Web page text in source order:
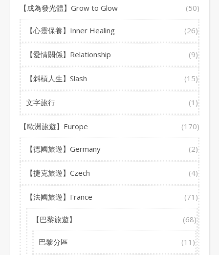
【成為發光體】Grow to Glow (50)
【心靈保養】Inner Healing (26)
【愛情關係】Relationship (9)
【斜槓人生】Slash (15)
文字旅行 (1)
【歐洲旅遊】Europe (170)
【德國旅遊】Germany (2)
【捷克旅遊】Czech (4)
【法國旅遊】France (71)
【巴黎旅遊】 (68)
巴黎分區 (11)